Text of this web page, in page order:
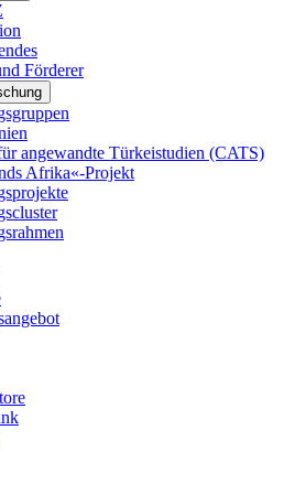
Förderer
angewandte Türkeistudien (CATS)
Afrika«-Projekt